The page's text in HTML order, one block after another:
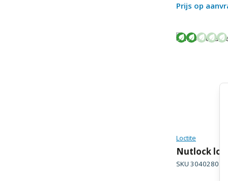
Prijs op
Loctite
Nutlock
SKU 3040280